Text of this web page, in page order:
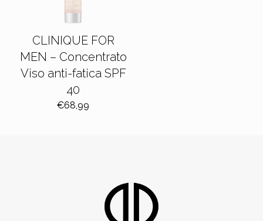
CLINIQUE FOR
MEN – Concentrato
Viso anti-fatica SPF
40
€68,99